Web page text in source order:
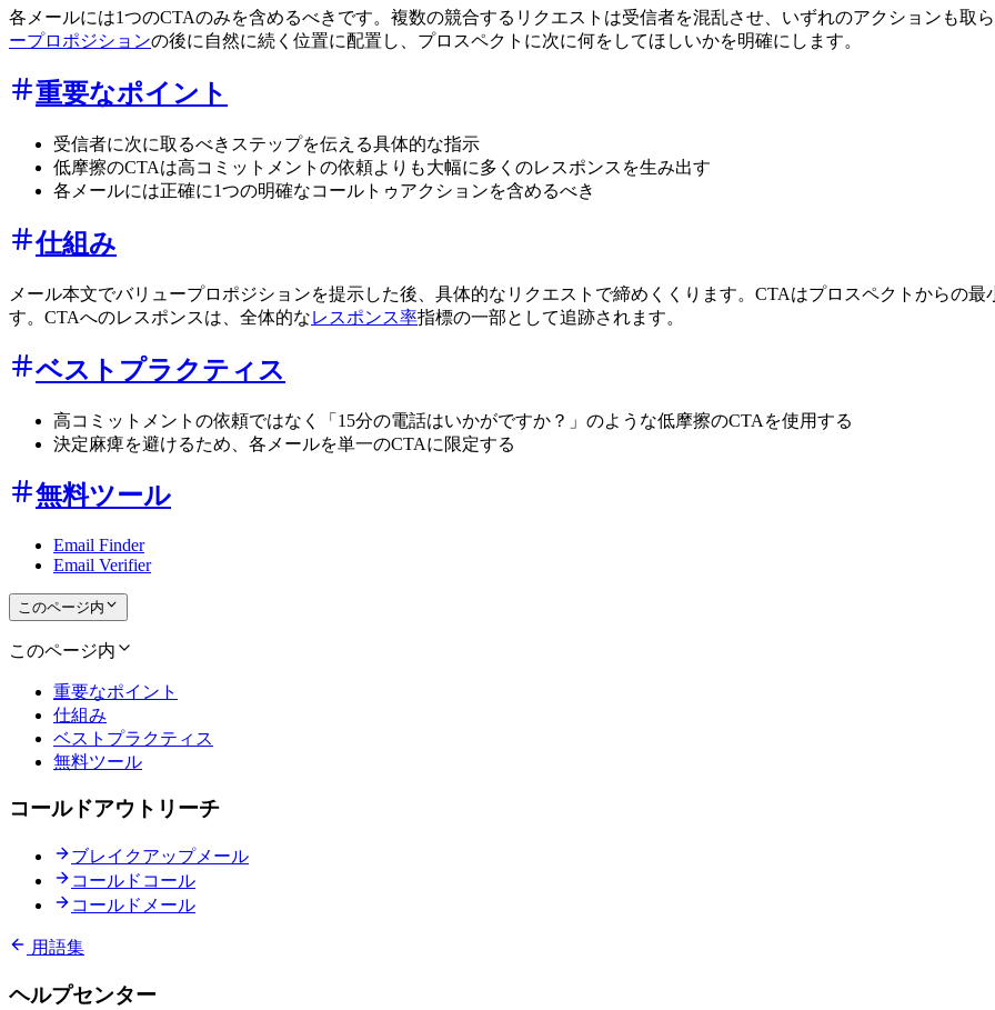
各メールには1つのCTAのみを含めるべきです。複数の競合するリクエストは受信者を混乱させ、いずれのアクションも取
ープロポジションの後に自然に続く位置に配置し、プロスペクトに次に何をしてほしいかを明確にします。
重要なポイント
受信者に次に取るべきステップを伝える具体的な指示
低摩擦のCTAは高コミットメントの依頼よりも大幅に多くのレスポンスを生み出す
各メールには正確に1つの明確なコールトゥアクションを含めるべき
仕組み
メール本文でバリュープロポジションを提示した後、具体的なリクエストで締めくくります。CTAはプロスペクトからの
す。CTAへのレスポンスは、全体的なレスポンス率指標の一部として追跡されます。
ベストプラクティス
高コミットメントの依頼ではなく「15分の電話はいかがですか？」のような低摩擦のCTAを使用する
決定麻痺を避けるため、各メールを単一のCTAに限定する
無料ツール
Email Finder
Email Verifier
このページ内
このページ内
重要なポイント
仕組み
ベストプラクティス
無料ツール
コールドアウトリーチ
ブレイクアップメール
コールドコール
コールドメール
用語集
ヘルプセンター